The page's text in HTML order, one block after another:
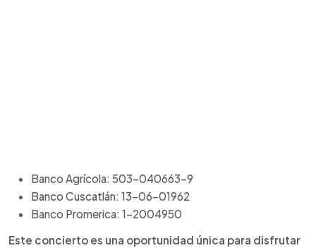
Banco Agrícola: 503-040663-9
Banco Cuscatlán: 13-06-01962
Banco Promerica: 1-2004950
Este concierto es una oportunidad única para disfrutar